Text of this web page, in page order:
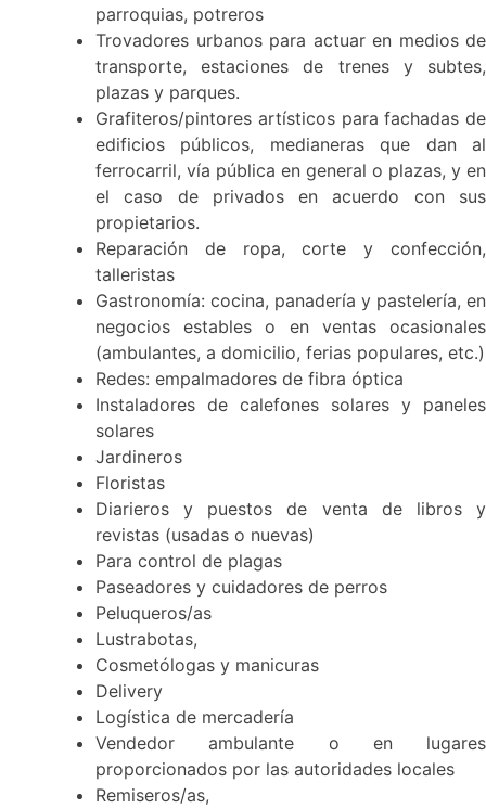
parroquias, potreros
Trovadores urbanos para actuar en medios de
transporte, estaciones de trenes y subtes,
plazas y parques.
Grafiteros/pintores artísticos para fachadas de
edificios públicos, medianeras que dan al
ferrocarril, vía pública en general o plazas, y en
el caso de privados en acuerdo con sus
propietarios.
Reparación de ropa, corte y confección,
talleristas
Gastronomía: cocina, panadería y pastelería, en
negocios estables o en ventas ocasionales
(ambulantes, a domicilio, ferias populares, etc.)
Redes: empalmadores de fibra óptica
Instaladores de calefones solares y paneles
solares
Jardineros
Floristas
Diarieros y puestos de venta de libros y
revistas (usadas o nuevas)
Para control de plagas
Paseadores y cuidadores de perros
Peluqueros/as
Lustrabotas,
Cosmetólogas y manicuras
Delivery
Logística de mercadería
Vendedor ambulante o en lugares
proporcionados por las autoridades locales
Remiseros/as,